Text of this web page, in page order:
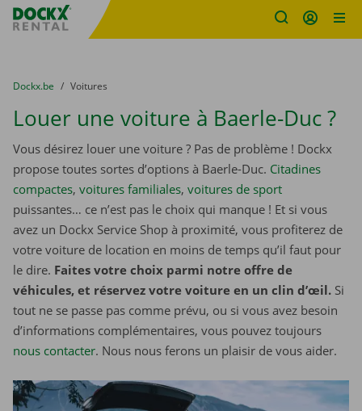
sitename
You are here:
du
Dockx.be to
Voitures
Louer une voiture à Baerle-Duc ?
Vous désirez louer une voiture ? Pas de problème ! Dockx
propose toutes sortes d’options à Baerle-Duc. Citadines
compactes, voitures familiales, voitures de sport
puissantes… ce n’est pas le choix qui manque ! Et si vous
avez un Dockx Service Shop à proximité, vous profiterez de
votre voiture de location en moins de temps qu’il faut pour
le dire. Faites votre choix parmi notre offre de
véhicules, et réservez votre voiture en un clin d’œil. Si
tout ne se passe pas comme prévu, ou si vous avez besoin
d’informations complémentaires, vous pouvez toujours
nous contacter. Nous nous ferons un plaisir de vous aider.